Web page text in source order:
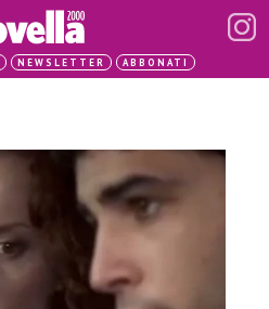
NEWSLETTER ABBONATI